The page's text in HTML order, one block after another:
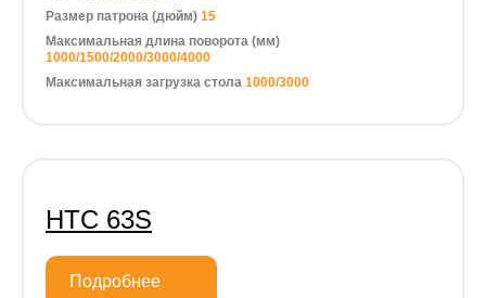
Размер патрона (дюйм) 15
Максимальная длина поворота (мм)
1000/1500/2000/3000/4000
Максимальная загрузка стола 1000/3000
HTC 63S
Подробнее